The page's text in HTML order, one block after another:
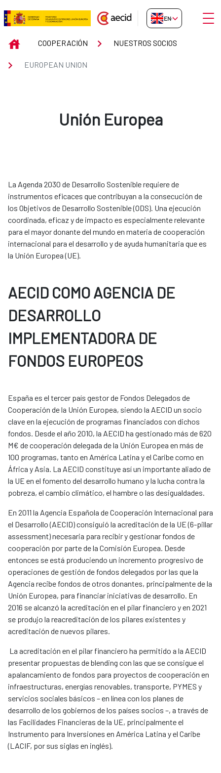
Skip to Main Content
EUROPEAN UNION
EN-GB
INICIOCOOPERACIÓN NUESTROS SOCIOS
EUROPEAN UNION
Unión Europea
La Agenda 2030 de Desarrollo Sostenible requiere de
instrumentos eficaces que contribuyan a la consecución de
los Objetivos de Desarrollo Sostenible (ODS). Una ejecución
coordinada, eficaz y de impacto es especialmente relevante
para el mayor donante del mundo en materia de cooperación
internacional para el desarrollo y de ayuda humanitaria que es
la Unión Europea (UE).
AECID COMO AGENCIA DE
DESARROLLO
IMPLEMENTADORA DE
FONDOS EUROPEOS
España es el tercer país gestor de Fondos Delegados de
Cooperación de la Unión Europea, siendo la AECID un socio
clave en la ejecución de programas financiados con dichos
fondos. Desde el año 2010, la AECID ha gestionado más de 620
M€ de cooperación delegada de la Unión Europea en más de
100 programas, tanto en América Latina y el Caribe como en
África y Asia. La AECID constituye así un importante aliado de
la UE en el fomento del desarrollo humano y la lucha contra la
pobreza, el cambio climático, el hambre o las desigualdades.
En 2011 la Agencia Española de Cooperación Internacional para
el Desarrollo (AECID) consiguió la acreditación de la UE (6-pillar
assessment) necesaria para recibir y gestionar fondos de
cooperación por parte de la Comisión Europea. Desde
entonces se está produciendo un incremento progresivo de
operaciones de gestión de fondos delegados por las que la
Agencia recibe fondos de otros donantes, principalmente de la
Unión Europea, para financiar iniciativas de desarrollo. En
2016 se alcanzó la acreditación en el pilar financiero y en 2021
se produjo la reacreditación de los pilares existentes y
acreditación de nuevos pilares.
La acreditación en el pilar financiero ha permitido a la AECID
presentar propuestas de blending con las que se consigue el
apalancamiento de fondos para proyectos de cooperación en
infraestructuras, energías renovables, transporte, PYMES y
servicios sociales básicos – en línea con los planes de
desarrollo de los gobiernos de los países socios –, a través de
las Facilidades Financieras de la UE, principalmente el
Instrumento para Inversiones en América Latina y el Caribe
(LACIF, por sus siglas en inglés).